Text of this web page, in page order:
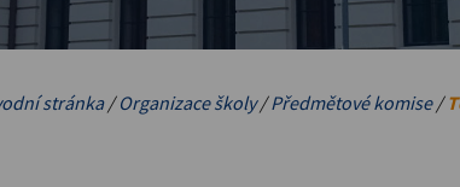
stránka/Organizace školy/Předmětové komise/